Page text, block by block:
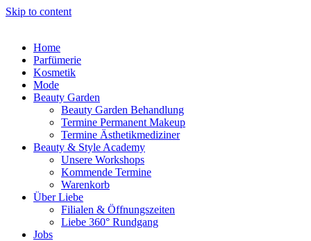
Skip to content
Home
Parfümerie
Kosmetik
Mode
Beauty Garden
Beauty Garden Behandlung
Termine Permanent Makeup
Termine Ästhetikmediziner
Beauty & Style Academy
Unsere Workshops
Kommende Termine
Warenkorb
Über Liebe
Filialen & Öffnungszeiten
Liebe 360° Rundgang
Jobs